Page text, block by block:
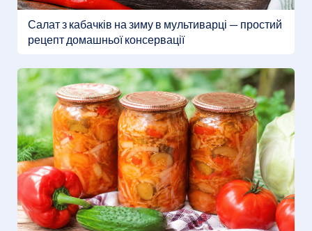
Салат з кабачків на зиму в мультиварці — простий
рецепт домашньої консервації